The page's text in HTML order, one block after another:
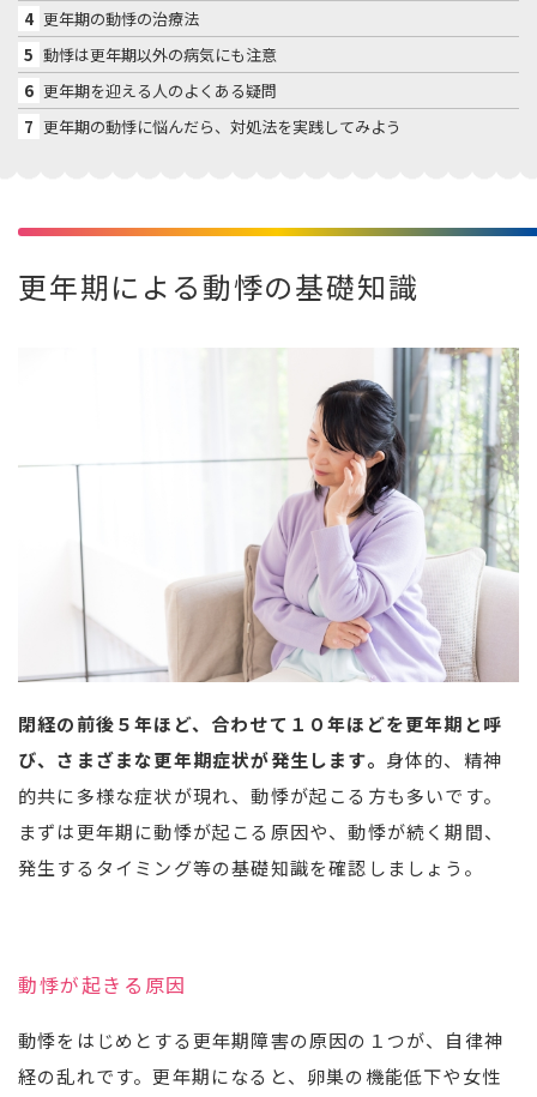
4 更年期の動悸の治療法
5 動悸は更年期以外の病気にも注意
6 更年期を迎える人のよくある疑問
7 更年期の動悸に悩んだら、対処法を実践してみよう
更年期による動悸の基礎知識
閉経の前後５年ほど、合わせて１０年ほどを更年期と呼
び、さまざまな更年期症状が発生します。 身体的、精神
的共に多様な症状が現れ、動悸が起こる方も多いです。
まずは更年期に動悸が起こる原因や、動悸が続く期間、
発生するタイミング等の基礎知識を確認しましょう。
動悸が起きる原因
動悸をはじめとする更年期障害の原因の１つが、自律神
経の乱れです。更年期になると、卵巣の機能低下や女性